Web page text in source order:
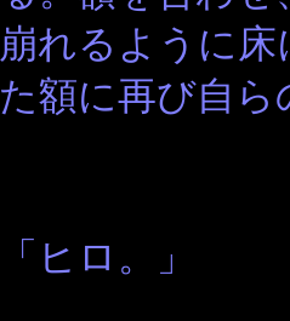
崩れるように
た額に再び自
「ヒロ。」